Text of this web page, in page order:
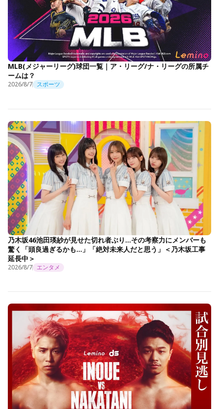
MLB(メジャーリーグ)球団一覧｜ア・リーグ/ナ・リーグの所属チ
ームは？
2026/8/7 スポーツ
乃木坂46池田瑛紗が見せた切れ者ぶり…その考察力にメンバーも
驚く「頭良過ぎるかも…」「絶対未来人だと思う」＜乃木坂工事
延長中＞
2026/8/7 エンタメ